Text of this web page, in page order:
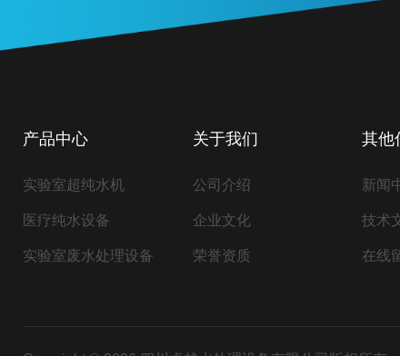
产品中心
实验室超纯水机
医疗纯水设备
实验室废水处理设备
关于我们
公司介绍
企业文化
荣誉资质
其他
新闻
技术
在线